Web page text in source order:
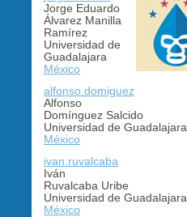
Jorge Eduardo
Álvarez Manilla
Ramírez
Universidad de
Guadalajara
México
alfonso.domiguez
Alfonso
Domínguez Salcido
Universidad de Guadalajara
México
ivan.ruvalcaba
Iván
Ruvalcaba Uribe
Universidad de Guadalajara
México